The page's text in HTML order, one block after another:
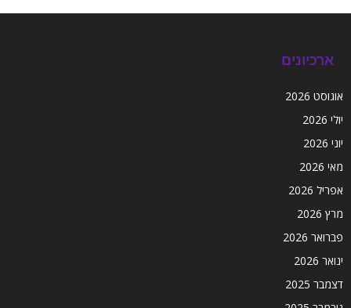
ארכיונים
אוגוסט 2026
יולי 2026
יוני 2026
מאי 2026
אפריל 2026
מרץ 2026
פברואר 2026
ינואר 2026
דצמבר 2025